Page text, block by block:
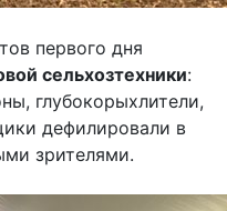
первого дня
сельхозтехники:
глубокорыхлители,
дефилировали в
зрителями.